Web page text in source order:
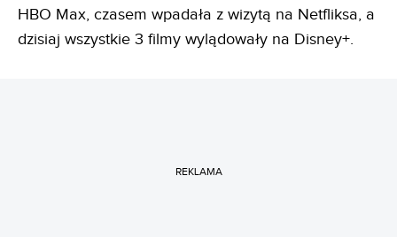
HBO Max, czasem wpadała z wizytą na Netfliksa, a
dzisiaj wszystkie 3 filmy wylądowały na Disney+.
REKLAMA